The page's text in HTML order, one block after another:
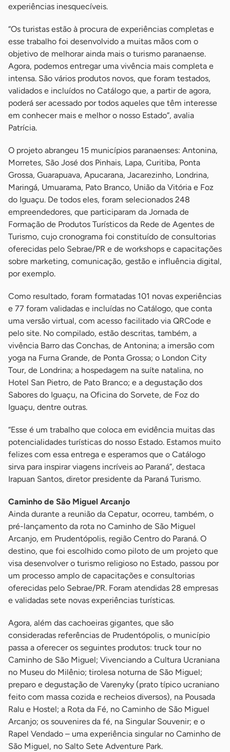
experiências inesquecíveis.
“Os turistas estão à procura de experiências completas e
esse trabalho foi desenvolvido a muitas mãos com o
objetivo de melhorar ainda mais o turismo paranaense.
Agora, podemos entregar uma vivência mais completa e
intensa. São vários produtos novos, que foram testados,
validados e incluídos no Catálogo que, a partir de agora,
poderá ser acessado por todos aqueles que têm interesse
em conhecer mais e melhor o nosso Estado”, avalia
Patrícia.
O projeto abrangeu 15 municípios paranaenses: Antonina,
Morretes, São José dos Pinhais, Lapa, Curitiba, Ponta
Grossa, Guarapuava, Apucarana, Jacarezinho, Londrina,
Maringá, Umuarama, Pato Branco, União da Vitória e Foz
do Iguaçu. De todos eles, foram selecionados 248
empreendedores, que participaram da Jornada de
Formação de Produtos Turísticos da Rede de Agentes de
Turismo, cujo cronograma foi constituído de consultorias
oferecidas pelo Sebrae/PR e de workshops e capacitações
sobre marketing, comunicação, gestão e influência digital,
por exemplo.
Como resultado, foram formatadas 101 novas experiências
e 77 foram validadas e incluídas no Catálogo, que conta
uma versão virtual, com acesso facilitado via QRCode e
pelo site. No compilado, estão descritas, também, a
vivência Barro das Conchas, de Antonina; a imersão com
yoga na Furna Grande, de Ponta Grossa; o London City
Tour, de Londrina; a hospedagem na suíte natalina, no
Hotel San Pietro, de Pato Branco; e a degustação dos
Sabores do Iguaçu, na Oficina do Sorvete, de Foz do
Iguaçu, dentre outras.
“Esse é um trabalho que coloca em evidência muitas das
potencialidades turísticas do nosso Estado. Estamos muito
felizes com essa entrega e esperamos que o Catálogo
sirva para inspirar viagens incríveis ao Paraná”, destaca
Irapuan Santos, diretor presidente da Paraná Turismo.
Caminho de São Miguel Arcanjo
Ainda durante a reunião da Cepatur, ocorreu, também, o
pré-lançamento da rota no Caminho de São Miguel
Arcanjo, em Prudentópolis, região Centro do Paraná. O
destino, que foi escolhido como piloto de um projeto que
visa desenvolver o turismo religioso no Estado, passou por
um processo amplo de capacitações e consultorias
oferecidas pelo Sebrae/PR. Foram atendidas 28 empresas
e validadas sete novas experiências turísticas.
Agora, além das cachoeiras gigantes, que são
consideradas referências de Prudentópolis, o município
passa a oferecer os seguintes produtos: truck tour no
Caminho de São Miguel; Vivenciando a Cultura Ucraniana
no Museu do Milênio; tirolesa noturna de São Miguel;
preparo e degustação de Varenyky (prato típico ucraniano
feito com massa cozida e recheios diversos), na Pousada
Ralu e Hostel; a Rota da Fé, no Caminho de São Miguel
Arcanjo; os souvenires da fé, na Singular Souvenir; e o
Rapel Vendado – uma experiência singular no Caminho de
São Miguel, no Salto Sete Adventure Park.